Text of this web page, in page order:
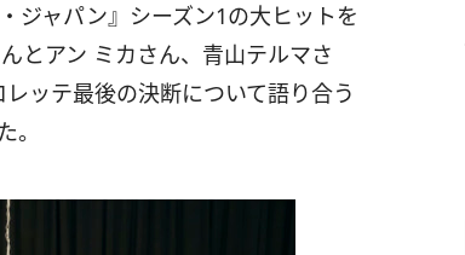
ジャパン』シーズン1の大ヒットを
とアン ミカさん、青山テルマさ
ッテ最後の決断について語り合う
。